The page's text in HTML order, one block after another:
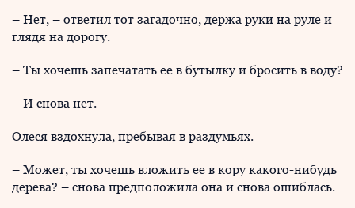
– Нет, – ответил тот загадочно, держа руки на руле и
глядя на дорогу.
– Ты хочешь запечатать ее в бутылку и бросить в воду?
– И снова нет.
Олеся вздохнула, пребывая в раздумьях.
– Может, ты хочешь вложить ее в кору какого-нибудь
дерева? – снова предположила она и снова ошиблась.